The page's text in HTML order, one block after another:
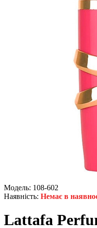
Модель: 108-602
Наявність: Немає в
Lattafa